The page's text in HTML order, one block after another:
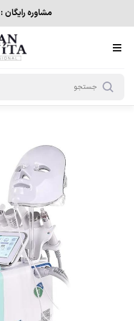
مشاوره رایگان : 09365221050